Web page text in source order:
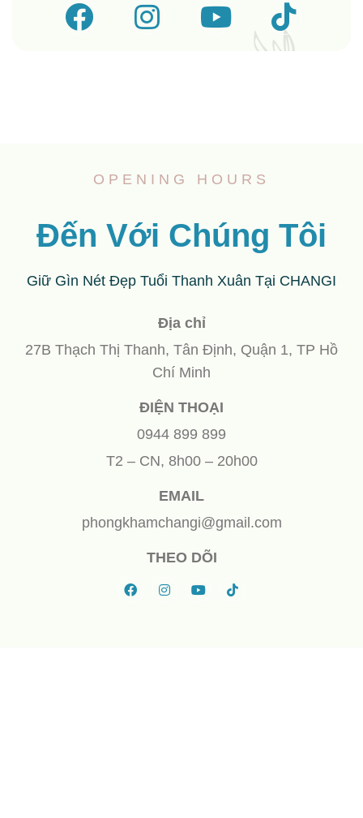
OPENING HOURS
Đến Với Chúng Tôi
Giữ Gìn Nét Đẹp Tuổi Thanh Xuân Tại CHANGI
Địa chỉ
27B Thạch Thị Thanh, Tân Định, Quận 1, TP Hồ
Chí Minh
ĐIỆN THOẠI
0944 899 899
T2 – CN, 8h00 – 20h00
EMAIL
phongkhamchangi@gmail.com
THEO DÕI